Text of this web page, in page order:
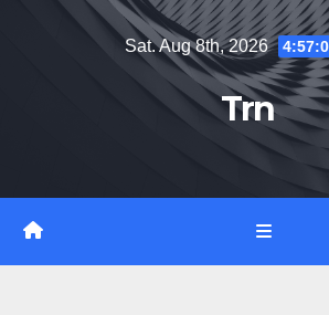
Sat. Aug 8th, 2026
Trn